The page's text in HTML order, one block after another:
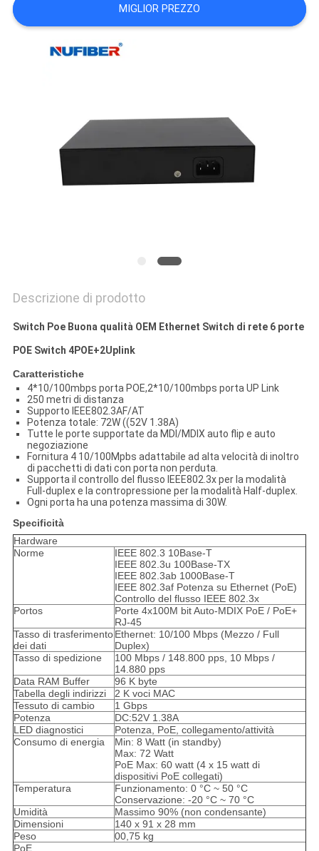
MAPPA
POLITICA
PRIVACY
MIGLIOR PREZZO
Descrizione di prodotto
Switch Poe Buona qualità OEM Ethernet Switch di rete 6 porte
POE Switch 4POE+2Uplink
Caratteristiche
4*10/100mbps porta POE,2*10/100mbps porta UP Link
250 metri di distanza
Supporto IEEE802.3AF/AT
Potenza totale: 72W ((52V 1.38A)
Tutte le porte supportate da MDI/MDIX auto flip e auto
negoziazione
Fornitura 4 10/100Mpbs adattabile ad alta velocità di inoltro
di pacchetti di dati con porta non perduta.
Supporta il controllo del flusso IEEE802.3x per la modalità
Full-duplex e la contropressione per la modalità Half-duplex.
Ogni porta ha una potenza massima di 30W.
Specificità
Hardware
Norme
IEEE 802.3 10Base-T
IEEE 802.3u 100Base-TX
IEEE 802.3ab 1000Base-T
IEEE 802.3af Potenza su Ethernet (PoE)
Controllo del flusso IEEE 802.3x
Portos
Porte 4x100M bit Auto-MDIX PoE / PoE+
RJ-45
Tasso di trasferimento
dei dati
Ethernet: 10/100 Mbps (Mezzo / Full
Duplex)
Tasso di spedizione
100 Mbps / 148.800 pps, 10 Mbps /
14.880 pps
Data RAM Buffer
96 K byte
Tabella degli indirizzi
2 K voci MAC
Tessuto di cambio
1 Gbps
Potenza
DC:52V 1.38A
LED diagnostici
Potenza, PoE, collegamento/attività
Consumo di energia
Min: 8 Watt (in standby)
Max: 72 Watt
PoE Max: 60 watt (4 x 15 watt di
dispositivi PoE collegati)
Temperatura
Funzionamento: 0 °C ~ 50 °C
Conservazione: -20 °C ~ 70 °C
Umidità
Massimo 90% (non condensante)
Dimensioni
140 x 91 x 28 mm
Peso
00,75 kg
PoE